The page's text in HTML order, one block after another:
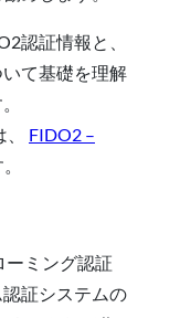
認証情報と、
て基礎を理解
FIDO2 –
ーミング認証
証システムの